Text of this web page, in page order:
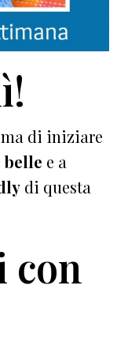
di iniziare
belle e a
di questa
con